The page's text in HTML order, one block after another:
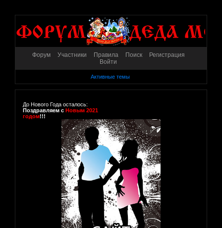
Форум Участники Правила Поиск
Регистрация
Войти
Активные темы
До Нового Года осталось:
Поздравляем с Новым 2021
годом!!!